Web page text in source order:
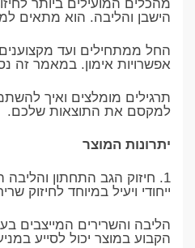
מהכלים המועילים ביותר
הישבן והליבה. הוא מתאים
החל ממתחילים ועד
אפשרויות אימון. במאמר זה
תרגילים מומלצים ואיך
למקסם את התוצאות שלכם.
יתרונות המוצר
1. חיזוק הגב התחתון
ייחודי ויעיל במיוחד לחיזוק
הליבה והשרירים המייצבים
הקבוע במוצר יכול לסייע